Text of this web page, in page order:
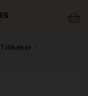
Tillbehör